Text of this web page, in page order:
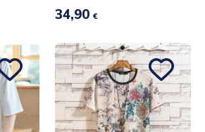
34,90 €